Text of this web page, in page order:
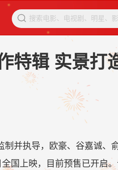

特辑 实景打
并执导，欧豪、谷嘉诚、
国上映，目前预售已开启